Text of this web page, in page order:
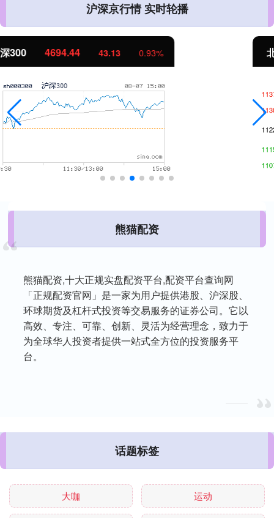
沪深京行情 实时轮播
北证50 1134.24 11.37
熊猫配资
熊猫配资,十大正规实盘配资平台,配资平台查询网
「正规配资官网」是一家为用户提供港股、沪深股、
环球期货及杠杆式投资等交易服务的证券公司。它以
高效、专注、可靠、创新、灵活为经营理念，致力于
为全球华人投资者提供一站式全方位的投资服务平
台。
话题标签
大咖 运动